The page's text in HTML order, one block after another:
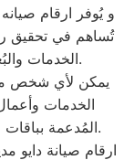
و يُوفر ارقام
تُساهم في تحقيق
الخدمات والبُعد التام عن التكاليف المالية باهظة الثمن.
يمكن لأي شخص
الخدمات
المُدعمة بباقات من الخصومات والعروض التي ليس لها مثيل.
ارقام صيانة دايو